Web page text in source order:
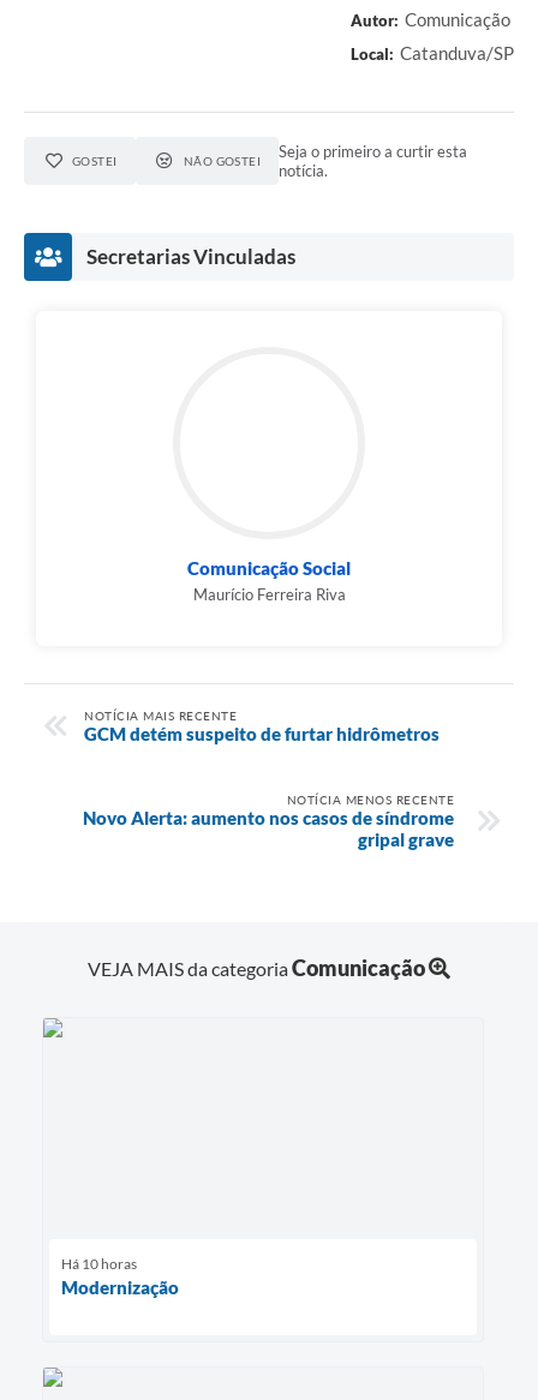
Autor: Comunicação
Local: Catanduva/SP
GOSTEI NÃO GOSTEI
Seja o primeiro a curtir esta
notícia.
Secretarias Vinculadas
Comunicação Social
Maurício Ferreira Riva
NOTÍCIA MAIS RECENTE
GCM detém suspeito de furtar hidrômetros
NOTÍCIA MENOS RECENTE
Novo Alerta: aumento nos casos de síndrome
gripal grave
VEJA MAIS da categoriaComunicação
Há 10 horas
Modernização